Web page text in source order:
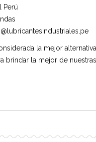
Perú
la mejor
brindar la mejor de